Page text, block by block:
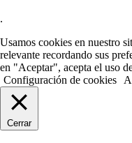
.
Usamos cookies en nuestro
relevante recordando sus
en "Aceptar", acepta el uso
Configuración de cookies
Cerrar